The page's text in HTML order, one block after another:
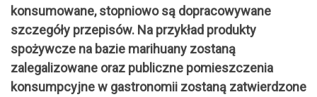
konsumowane, stopniowo są dopracowywane
szczegóły przepisów. Na przykład produkty
spożywcze na bazie marihuany zostaną
zalegalizowane oraz publiczne pomieszczenia
konsumpcyjne w gastronomii zostaną zatwierdzone